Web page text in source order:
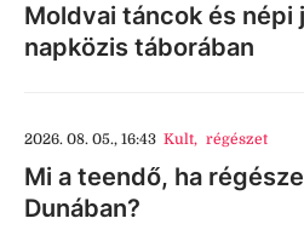
Moldvai táncok és népi
napközis táborában
2026. 08. 05., 16:43 Kult, régészet
Mi a teendő, ha
Dunában?